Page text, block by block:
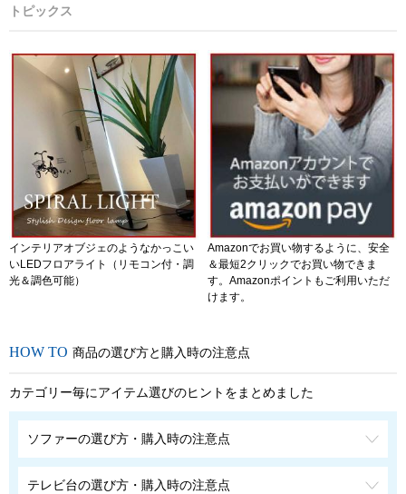
トピックス
インテリアオブジェのようなかっこい
いLEDフロアライト（リモコン付・調
光＆調色可能）
Amazonでお買い物するように、安全
＆最短2クリックでお買い物できま
す。Amazonポイントもご利用いただ
けます。
商品の選び方と購入時の注意点
カテゴリー毎にアイテム選びのヒントをまとめました
ソファーの選び方・購入時の注意点
テレビ台の選び方・購入時の注意点